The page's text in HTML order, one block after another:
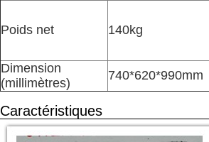
Poids net 140kg
Dimension
(millimètres)
740*620*990mm
Caractéristiques